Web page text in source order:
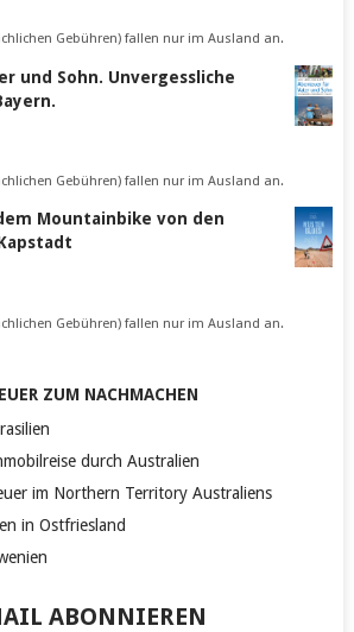
Gebühren) fallen nur im Ausland an.
und Sohn. Unvergessliche
Gebühren) fallen nur im Ausland an.
Mountainbike von den
Gebühren) fallen nur im Ausland an.
ZUM NACHMACHEN
durch Australien
im Northern Territory Australiens
in Ostfriesland
ABONNIEREN